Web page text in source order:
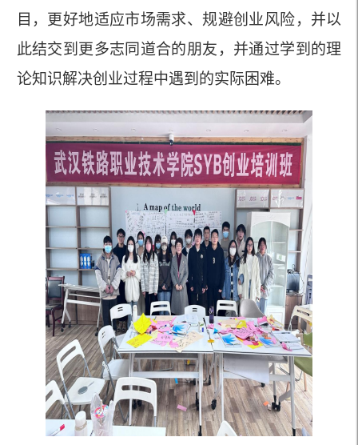
目，更好地适应市场需求、规避创业风险，并以
此结交到更多志同道合的朋友， 并通过学到的理
论知识解决创业过程中遇到的实际困难。